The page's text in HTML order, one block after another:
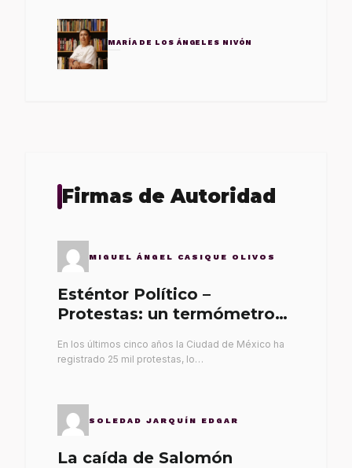
MARÍA DE LOS ÁNGELES NIVÓN
Firmas de Autoridad
MIGUEL ÁNGEL CASIQUE OLIVOS
Esténtor Político –
Protestas: un termómetro
En los últimos cinco años la Ciudad de México ha
registrado 25 mil protestas, lo…
SOLEDAD JARQUÍN EDGAR
La caída de Salomón